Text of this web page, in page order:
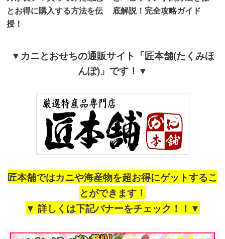
とお得に購入する方法を伝
授！
底解説！完全攻略ガイド
▼ カニとおせちの通販サイト 「匠本舗(たくみほ
んぽ)」です！▼
匠本舗ではカニや海産物を超お得にゲットするこ
とができます！
▼ 詳しくは下記バナーをチェック！！▼